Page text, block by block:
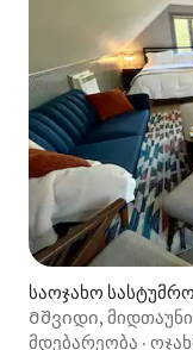
საოჯახო
Მშვიდი,
მდებარეობა ·